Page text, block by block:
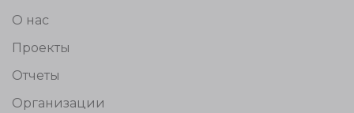
О нас
Проекты
Отчеты
Организации